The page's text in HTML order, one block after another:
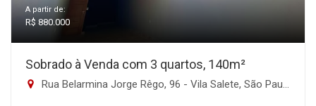
A partir de:
R$ 880.000
Sobrado à Venda com 3 quartos, 140m²
Rua Belarmina Jorge Rêgo, 96 - Vila Salete, São Paulo-SP